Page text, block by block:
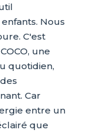
Nous
C'est
une
quotidien,
Car
entre un
que